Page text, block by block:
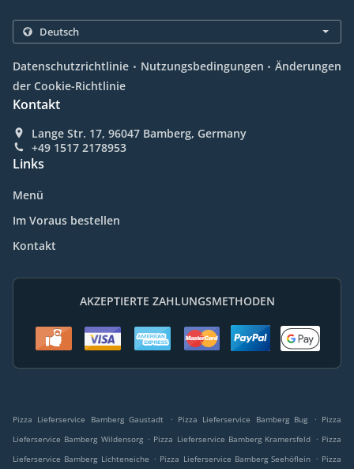
Datenschutzrichtlinie . Nutzungsbedingungen . Änderungen
der Cookie-Richtlinie
Kontakt
Lange Str. 17, 96047 Bamberg, Germany
+49 1517 2178953
Links
Menü
Im Voraus bestellen
Kontakt
AKZEPTIERTE ZAHLUNGSMETHODEN
Pizza Lieferservice Bamberg Gaustadt . Pizza Lieferservice Bamberg Bug . Pizza
Lieferservice Bamberg Wildensorg . Pizza Lieferservice Bamberg Kramersfeld . Pizza
Lieferservice Bamberg Lichteneiche . Pizza Lieferservice Bamberg Seehöflein . Pizza